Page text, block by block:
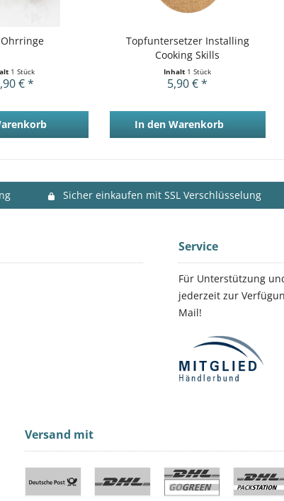
1 Stück
€ *
Topfuntersetzer Installing
Cooking Skills
Inhalt 1 Stück
5,90 € *
In den Warenkorb
Sicher einkaufen mit SSL Verschlüsselung
Service
Für Unterstützung
jederzeit zur
Mail!
Versand mit